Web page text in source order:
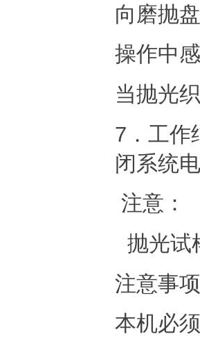
向磨抛
操作中
当抛光
7．工作
闭系统
注意：
抛光试
注意事项
本机必